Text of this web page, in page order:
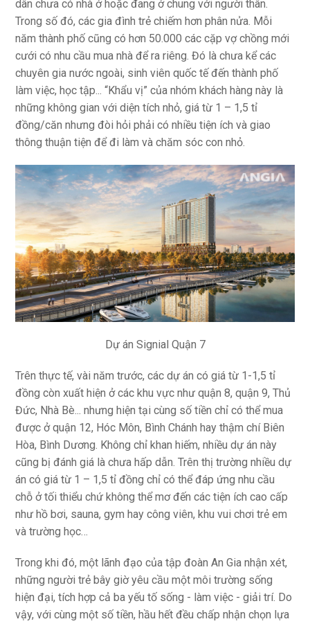
dân chưa có nhà ở hoặc đang ở chung với người thân.
Trong số đó, các gia đình trẻ chiếm hơn phân nửa. Mỗi
năm thành phố cũng có hơn 50.000 các cặp vợ chồng mới
cưới có nhu cầu mua nhà để ra riêng. Đó là chưa kể các
chuyên gia nước ngoài, sinh viên quốc tế đến thành phố
làm việc, học tập... “Khẩu vị” của nhóm khách hàng này là
những không gian với diện tích nhỏ, giá từ 1 – 1,5 tỉ
đồng/căn nhưng đòi hỏi phải có nhiều tiện ích và giao
thông thuận tiện để đi làm và chăm sóc con nhỏ.
Dự án Signial Quận 7
Trên thực tế, vài năm trước, các dự án có giá từ 1-1,5 tỉ
đồng còn xuất hiện ở các khu vực như quận 8, quận 9, Thủ
Đức, Nhà Bè... nhưng hiện tại cùng số tiền chỉ có thể mua
được ở quận 12, Hóc Môn, Bình Chánh hay thậm chí Biên
Hòa, Bình Dương. Không chỉ khan hiếm, nhiều dự án này
cũng bị đánh giá là chưa hấp dẫn. Trên thị trường nhiều dự
án có giá từ 1 – 1,5 tỉ đồng chỉ có thể đáp ứng nhu cầu
chỗ ở tối thiểu chứ không thể mơ đến các tiện ích cao cấp
như hồ bơi, sauna, gym hay công viên, khu vui chơi trẻ em
và trường học…
Trong khi đó, một lãnh đạo của tập đoàn An Gia nhận xét,
những người trẻ bây giờ yêu cầu một môi trường sống
hiện đại, tích hợp cả ba yếu tố sống - làm việc - giải trí. Do
vậy, với cùng một số tiền, hầu hết đều chấp nhận chọn lựa